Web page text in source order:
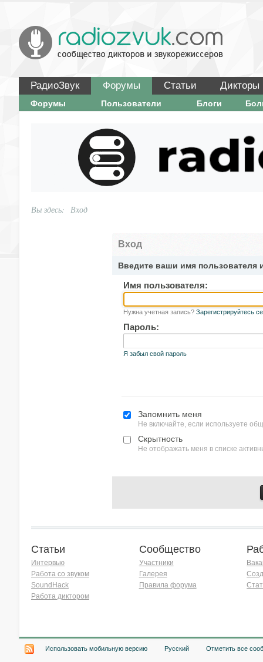
РадиоЗвук Форумы Статьи Дикторы
Форумы Пользователи Блоги
Вы здесь: Вход
Вход
Введите ваши имя пользователя
Имя пользователя:
Нужна учетная запись? Зарегистрируйтесь
Пароль:
Я забыл свой пароль
Запомнить меня
Не включайте, если используете
Скрытность
Не отображать меня в списке
Статьи
Интервью
Работа со звуком
SoundHack
Работа диктором
Сообщество
Участники
Галерея
Правила форума
Использовать мобильную версию Русский Отметить все